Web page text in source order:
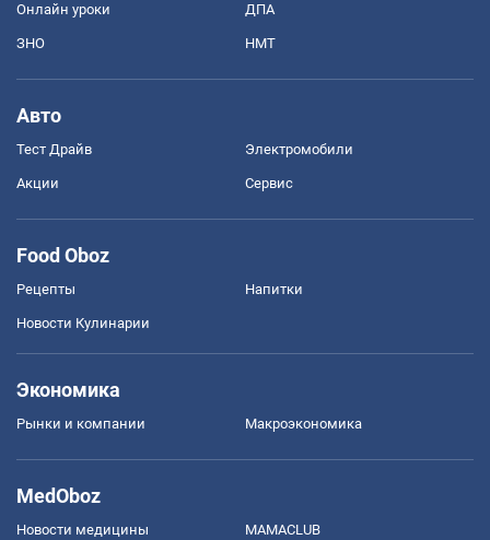
Онлайн уроки ДПА
ЗНО НМТ
Авто
Тест Драйв Электромобили
Акции Сервис
Food Oboz
Рецепты Напитки
Новости Кулинарии
Экономика
Рынки и компании Mакроэкономика
MedOboz
Новости медицины MAMACLUB